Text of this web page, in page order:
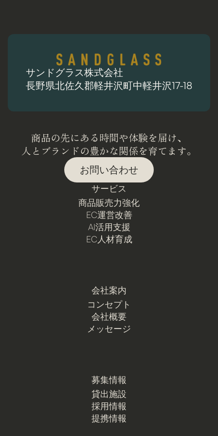
サンドグラス株式会社
長野県北佐久郡軽井沢町中軽井沢17-18
商品の先にある時間や体験を届け、
人とブランドの豊かな関係を育てます。
お問い合わせ
サービス
商品販売力強化
EC運営改善
AI活用支援
EC人材育成
会社案内
コンセプト
会社概要
メッセージ
募集情報
貸出施設
採用情報
提携情報